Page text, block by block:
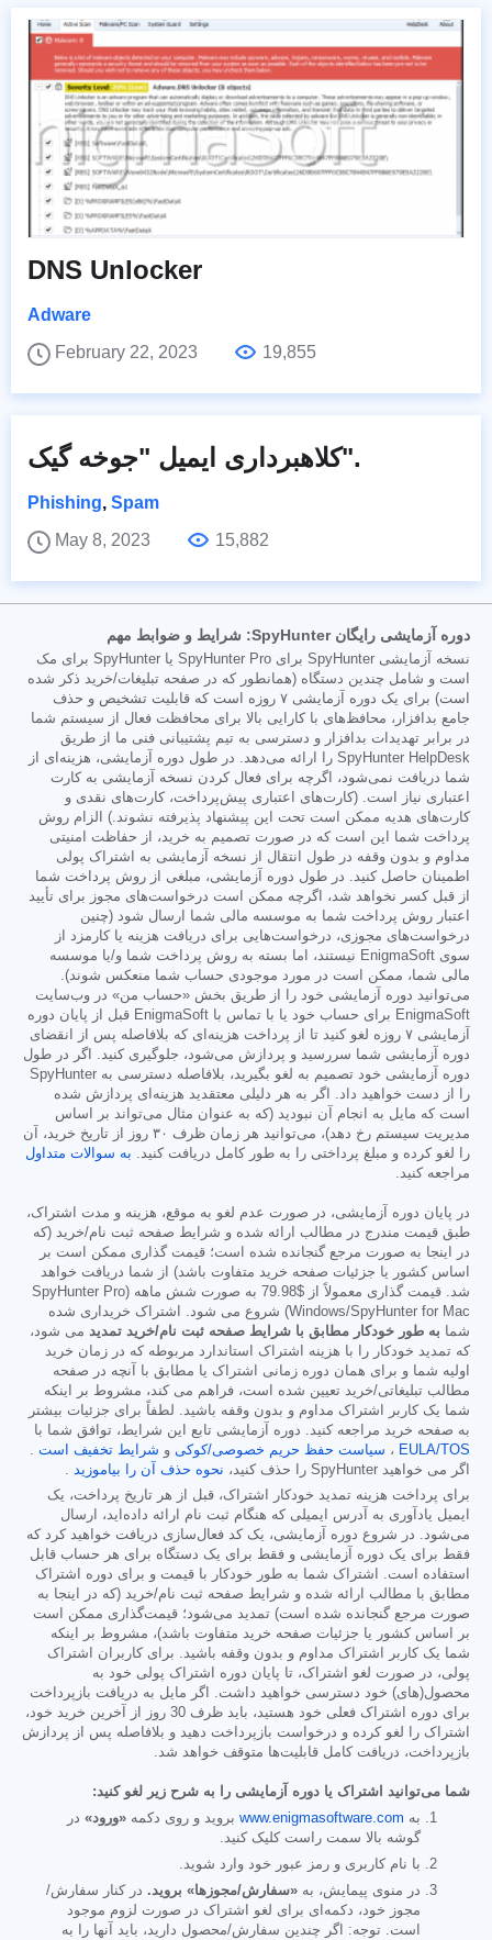
DNS Unlocker
Adware
February 22, 2023
19,855
کلاهبرداری ایمیل "جوخه گیک".
Phishing, Spam
May 8, 2023
15,882
دوره آزمایشی رایگان SpyHunter: شرایط و ضوابط مهم
نسخه آزمایشی SpyHunter برای SpyHunter Pro یا SpyHunter برای مک
است و شامل چندین دستگاه (همانطور که در صفحه تبلیغات/خرید ذکر شده
است) برای یک دوره آزمایشی ۷ روزه است که قابلیت تشخیص و حذف
جامع بدافزار، محافظ‌های با کارایی بالا برای محافظت فعال از سیستم شما
در برابر تهدیدات بدافزار و دسترسی به تیم پشتیبانی فنی ما از طریق
SpyHunter HelpDesk را ارائه می‌دهد. در طول دوره آزمایشی، هزینه‌ای از
شما دریافت نمی‌شود، اگرچه برای فعال کردن نسخه آزمایشی به کارت
اعتباری نیاز است. (کارت‌های اعتباری پیش‌پرداخت، کارت‌های نقدی و
کارت‌های هدیه ممکن است تحت این پیشنهاد پذیرفته نشوند.) الزام روش
پرداخت شما این است که در صورت تصمیم به خرید، از حفاظت امنیتی
مداوم و بدون وقفه در طول انتقال از نسخه آزمایشی به اشتراک پولی
اطمینان حاصل کنید. در طول دوره آزمایشی، مبلغی از روش پرداخت شما
از قبل کسر نخواهد شد، اگرچه ممکن است درخواست‌های مجوز برای تأیید
اعتبار روش پرداخت شما به موسسه مالی شما ارسال شود (چنین
درخواست‌های مجوزی، درخواست‌هایی برای دریافت هزینه یا کارمزد از
سوی EnigmaSoft نیستند، اما بسته به روش پرداخت شما و/یا موسسه
مالی شما، ممکن است در مورد موجودی حساب شما منعکس شوند).
می‌توانید دوره آزمایشی خود را از طریق بخش «حساب من» در وب‌سایت
EnigmaSoft برای حساب خود یا با تماس با EnigmaSoft قبل از پایان دوره
آزمایشی ۷ روزه لغو کنید تا از پرداخت هزینه‌ای که بلافاصله پس از انقضای
دوره آزمایشی شما سررسید و پردازش می‌شود، جلوگیری کنید. اگر در طول
دوره آزمایشی خود تصمیم به لغو بگیرید، بلافاصله دسترسی به SpyHunter
را از دست خواهید داد. اگر به هر دلیلی معتقدید هزینه‌ای پردازش شده
است که مایل به انجام آن نبودید (که به عنوان مثال می‌تواند بر اساس
مدیریت سیستم رخ دهد)، می‌توانید هر زمان ظرف ۳۰ روز از تاریخ خرید، آن
را لغو کرده و مبلغ پرداختی را به طور کامل دریافت کنید. به سوالات متداول
مراجعه کنید.
در پایان دوره آزمایشی، در صورت عدم لغو به موقع، هزینه و مدت اشتراک،
طبق قیمت مندرج در مطالب ارائه شده و شرایط صفحه ثبت نام/خرید (که
در اینجا به صورت مرجع گنجانده شده است؛ قیمت گذاری ممکن است بر
اساس کشور یا جزئیات صفحه خرید متفاوت باشد) از شما دریافت خواهد
شد. قیمت گذاری معمولاً از $79.98
به صورت شش ماهه (SpyHunter Pro
Windows/SpyHunter for Mac) شروع می شود. اشتراک خریداری شده
شما به طور خودکار مطابق با شرایط صفحه ثبت نام/خرید تمدید می شود،
که تمدید خودکار را با هزینه اشتراک استاندارد مربوطه که در زمان خرید
اولیه شما و برای همان دوره زمانی اشتراک یا مطابق با آنچه در صفحه
مطالب تبلیغاتی/خرید تعیین شده است، فراهم می کند، مشروط بر اینکه
شما یک کاربر اشتراک مداوم و بدون وقفه باشید. لطفاً برای جزئیات بیشتر
به صفحه خرید مراجعه کنید. دوره آزمایشی تابع این شرایط، توافق شما با
EULA/TOS ، سیاست حفظ حریم خصوصی/کوکی و شرایط تخفیف است
اگر می خواهید SpyHunter را حذف کنید،
نحوه حذف آن را بیاموزید
برای پرداخت هزینه تمدید خودکار اشتراک، قبل از هر تاریخ پرداخت، یک
ایمیل یادآوری به آدرس ایمیلی که هنگام ثبت نام ارائه داده‌اید، ارسال
می‌شود. در شروع دوره آزمایشی، یک کد فعال‌سازی دریافت خواهید کرد که
فقط برای یک دوره آزمایشی و فقط برای یک دستگاه برای هر حساب قابل
استفاده است. اشتراک شما به طور خودکار با قیمت و برای دوره اشتراک
مطابق با مطالب ارائه شده و شرایط صفحه ثبت نام/خرید (که در اینجا به
صورت مرجع گنجانده شده است) تمدید می‌شود؛ قیمت‌گذاری ممکن است
بر اساس کشور یا جزئیات صفحه خرید متفاوت باشد)، مشروط بر اینکه
شما یک کاربر اشتراک مداوم و بدون وقفه باشید. برای کاربران اشتراک
پولی، در صورت لغو اشتراک، تا پایان دوره اشتراک پولی خود به
محصول(های) خود دسترسی خواهید داشت. اگر مایل به دریافت بازپرداخت
برای دوره اشتراک فعلی خود هستید، باید ظرف 30 روز از آخرین خرید خود،
اشتراک را لغو کرده و درخواست بازپرداخت دهید و بلافاصله پس از پردازش
بازپرداخت، دریافت کامل قابلیت‌ها متوقف خواهد شد.
شما می‌توانید اشتراک یا دوره آزمایشی را به شرح زیر لغو کنید:
به www.enigmasoftware.com بروید و روی دکمه «ورود» در
گوشه بالا سمت راست کلیک کنید.
با نام کاربری و رمز عبور خود وارد شوید.
در منوی پیمایش، به «سفارش/مجوزها» بروید. در کنار سفارش/
مجوز خود، دکمه‌ای برای لغو اشتراک در صورت لزوم موجود
است. توجه: اگر چندین سفارش/محصول دارید، باید آنها را به